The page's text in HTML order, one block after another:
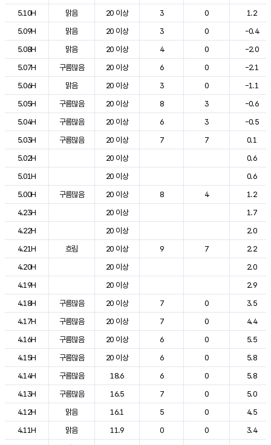
5.10H
맑음 20 이상 3 0
1.2
5.09H
맑음 20 이상 3 0
-0.4
5.08H
맑음 20 이상 4 0
-2.0
5.07H
구름많음 20 이상 6 0
-2.1
5.06H
맑음 20 이상 3 0
-1.1
5.05H
구름많음 20 이상 8 3
-0.6
5.04H
구름많음 20 이상 6 3
-0.5
5.03H
구름많음 20 이상 7 7
0.1
5.02H
20 이상
0.6
5.01H
20 이상
0.6
5.00H
구름많음 20 이상 8 4
1.2
4.23H
20 이상
1.7
4.22H
20 이상
2.0
4.21H
흐림 20 이상 9 7
2.2
4.20H
20 이상
2.0
4.19H
20 이상
2.9
4.18H
구름많음 20 이상 7 0
3.5
4.17H
구름많음 20 이상 7 0
4.4
4.16H
구름많음 20 이상 6 0
5.5
4.15H
구름많음 20 이상 6 0
5.8
4.14H
구름많음 18.6 6 0
5.8
4.13H
구름많음 16.5 7 0
5.0
4.12H
맑음 16.1 5 0
4.5
4.11H
맑음 11.9 0 0
3.4